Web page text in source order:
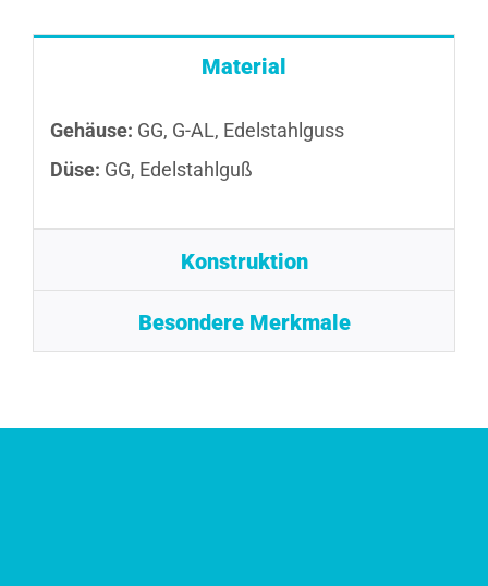
Material
Gehäuse: GG, G-AL, Edelstahlguss
Düse: GG, Edelstahlguß
Konstruktion
Besondere Merkmale